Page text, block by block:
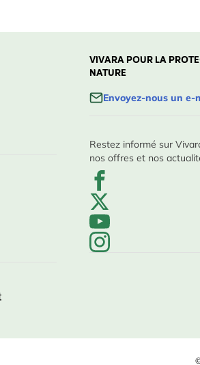
VIVARA POUR LA
NATURE
Envoyez-nous un e-
Restez informé sur
nos offres et nos